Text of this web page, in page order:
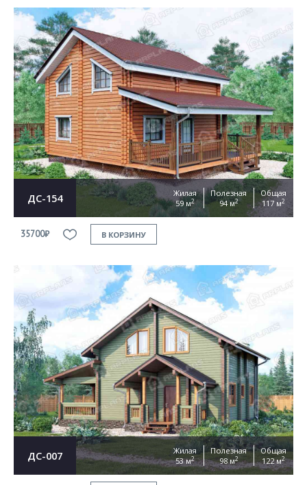
ДС-154
Жилая
59 м2
Полезная
94 м2
Общая
117 м2
35700₽ В КОРЗИНУ
ДС-007
Жилая
53 м2
Полезная
98 м2
Общая
122 м2